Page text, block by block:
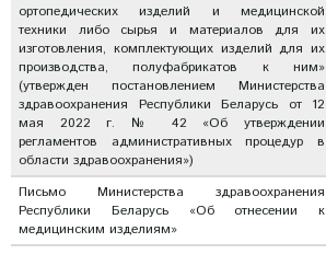
ортопедических изделий и медицинской
техники либо сырья и материалов для их
изготовления, комплектующих изделий для их
производства, полуфабрикатов к ним»
(утвержден постановлением Министерства
здравоохранения Республики Беларусь от 12
мая 2022 г. № 42 «Об утверждении
регламентов административных процедур в
области здравоохранения»)
Письмо Министерства здравоохранения
Республики Беларусь «Об отнесении к
медицинским изделиям»